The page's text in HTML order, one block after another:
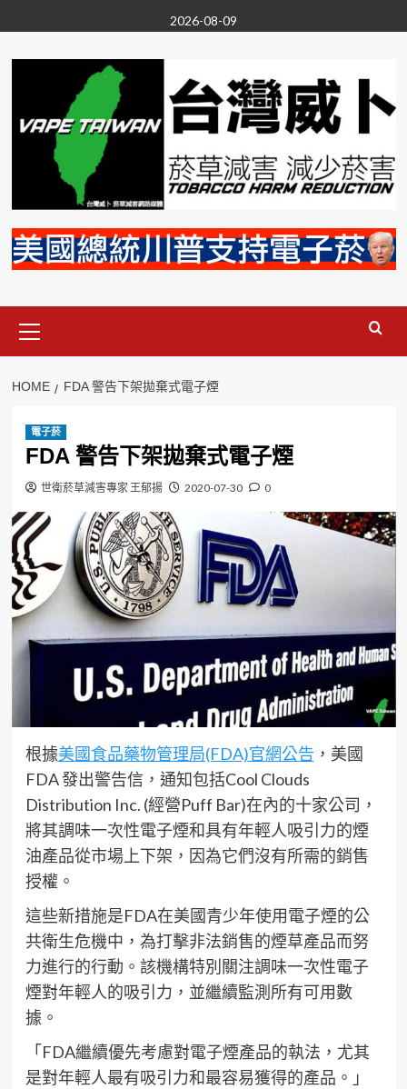
to
content
2026-08-09
Menu
HOME FDA 警告下架拋棄式電子煙
電子菸
FDA 警告下架拋棄式電子煙
世衛菸草減害專家 王郁揚 2020-07-30 0
根據美國食品藥物管理局(FDA)官網公告 ，美國
FDA 發出警告信，通知包括Cool Clouds
Distribution Inc. (經營Puff Bar)在內的十家公司，
將其調味一次性電子煙和具有年輕人吸引力的煙
油產品從市場上下架，因為它們沒有所需的銷售
授權。
這些新措施是FDA在美國青少年使用電子煙的公
共衛生危機中，為打擊非法銷售的煙草產品而努
力進行的行動。該機構特別關注調味一次性電子
煙對年輕人的吸引力，並繼續監測所有可用數
據。
「FDA繼續優先考慮對電子煙產品的執法，尤其
是對年輕人最有吸引力和最容易獲得的產品。」